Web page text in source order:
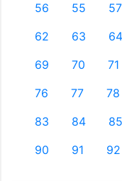
56 55 57
62
63 64
69
70 71
76
77 78
83
84 85
90
91 92